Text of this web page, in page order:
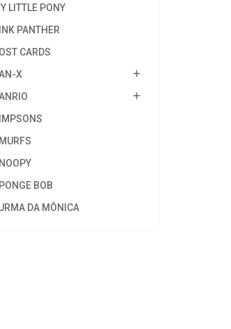
LITTLE PONY
PANTHER
CARDS
X
BOB
DA MÔNICA